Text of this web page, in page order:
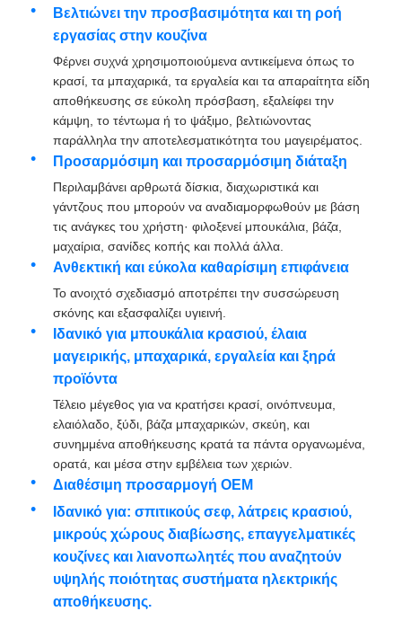
Άρθρωση πορτών γραφείου
Σλάιντ για το συρτάρι
διάλυμα αποθήκευσης κουζίνας
Οργάνωση ντουλάπι
Κρεμαστήρα κρεμαστή
Τεχνουργήματα φλαπ
Εφοδιασμός ντουλαπιών
Νεροχύτη και βρύση
δίσκος μαχαιροπήρουνων
φωτισμός LED για ντουλάπι
Απορριμματοθήκη κουζίνας
Βελτιώνει την προσβασιμότητα και τη ροή
εργασίας στην κουζίνα
Φέρνει συχνά χρησιμοποιούμενα αντικείμενα όπως το
κρασί, τα μπαχαρικά, τα εργαλεία και τα απαραίτητα είδη
αποθήκευσης σε εύκολη πρόσβαση, εξαλείφει την
κάμψη, το τέντωμα ή το ψάξιμο, βελτιώνοντας
παράλληλα την αποτελεσματικότητα του μαγειρέματος.
Προσαρμόσιμη και προσαρμόσιμη διάταξη
Περιλαμβάνει αρθρωτά δίσκια, διαχωριστικά και
γάντζους που μπορούν να αναδιαμορφωθούν με βάση
τις ανάγκες του χρήστη· φιλοξενεί μπουκάλια, βάζα,
μαχαίρια, σανίδες κοπής και πολλά άλλα.
Ανθεκτική και εύκολα καθαρίσιμη επιφάνεια
Το ανοιχτό σχεδιασμό αποτρέπει την συσσώρευση
σκόνης και εξασφαλίζει υγιεινή.
Ιδανικό για μπουκάλια κρασιού, έλαια
μαγειρικής, μπαχαρικά, εργαλεία και ξηρά
προϊόντα
Τέλειο μέγεθος για να κρατήσει κρασί, οινόπνευμα,
ελαιόλαδο, ξύδι, βάζα μπαχαρικών, σκεύη, και
συνημμένα αποθήκευσης κρατά τα πάντα οργανωμένα,
ορατά, και μέσα στην εμβέλεια των χεριών.
Διαθέσιμη προσαρμογή OEM
Ιδανικό για: σπιτικούς σεφ, λάτρεις κρασιού,
μικρούς χώρους διαβίωσης, επαγγελματικές
κουζίνες και λιανοπωλητές που αναζητούν
υψηλής ποιότητας συστήματα ηλεκτρικής
αποθήκευσης.